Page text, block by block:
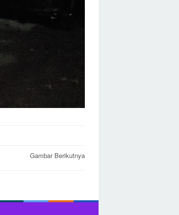
Gambar Berikutnya